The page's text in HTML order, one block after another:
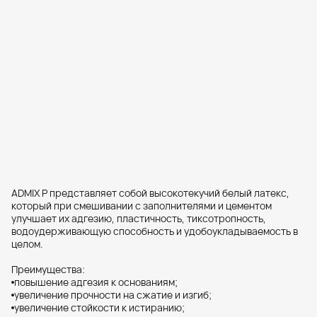
ADMIX P представляет собой высокотекучий белый латекс,
который при смешивании с заполнителями и цементом
улучшает их адгезию, пластичность, тиксотропность,
водоудерживающую способность и удобоукладываемость в
целом.
Преимущества:
повышение адгезия к основаниям;
увеличение прочности на сжатие и изгиб;
увеличение стойкости к истиранию;
PDF, 23.22 MB
СКАЧАТЬ
СКАЧАТЬ